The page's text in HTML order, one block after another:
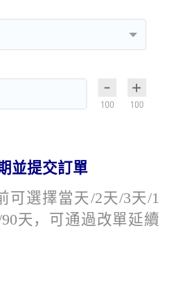
並提交訂單
可選擇當天/2天/3天/1
天，可通過改單延續